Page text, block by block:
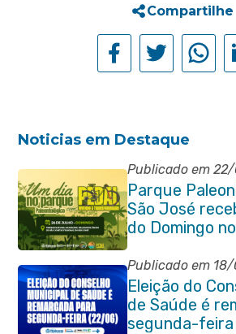
Compartilhe
Noticias em Destaque
Publicado em
Parque
São José
do Domingo
Paleontológico
Vivendo a
Publicado em
Eleição do
de Saúde é
segunda-